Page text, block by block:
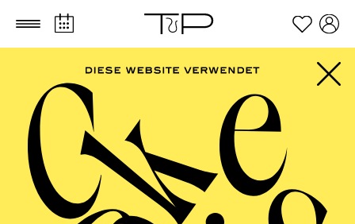
Zum Hauptinhalt springen Zum Footer springen
PHILHARMONIE